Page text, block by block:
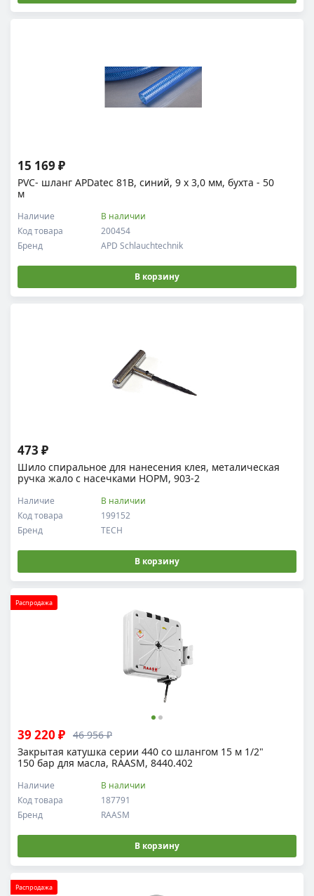
PVC- шланг APDatec 81B, синий, 9 x 3,0 мм, бухта - 50
м
Код товара 200454
Наличие В наличии
Бренд APD Schlauchtechnik
15 169 ₽
В корзину
Шило спиральное для нанесения клея, металическая
ручка жало с насечками НОРМ, 903-2
Код товара 199152
Наличие В наличии
Бренд TECH
473 ₽
В корзину
Распродажа
Закрытая катушка серии 440 со шлангом 15 м 1/2"
150 бар для масла, RAASM, 8440.402
Код товара 187791
Наличие В наличии
Бренд RAASM
39 220 ₽ 46 956 ₽
В корзину
Распродажа